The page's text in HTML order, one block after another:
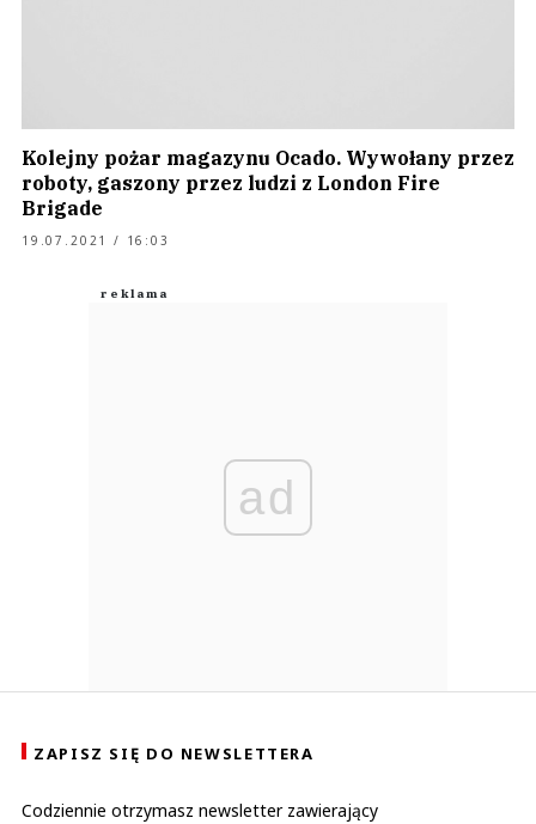
Kolejny pożar magazynu Ocado. Wywołany przez
roboty, gaszony przez ludzi z London Fire
Brigade
19.07.2021 / 16:03
ad
ZAPISZ SIĘ DO NEWSLETTERA
Codziennie otrzymasz newsletter zawierający